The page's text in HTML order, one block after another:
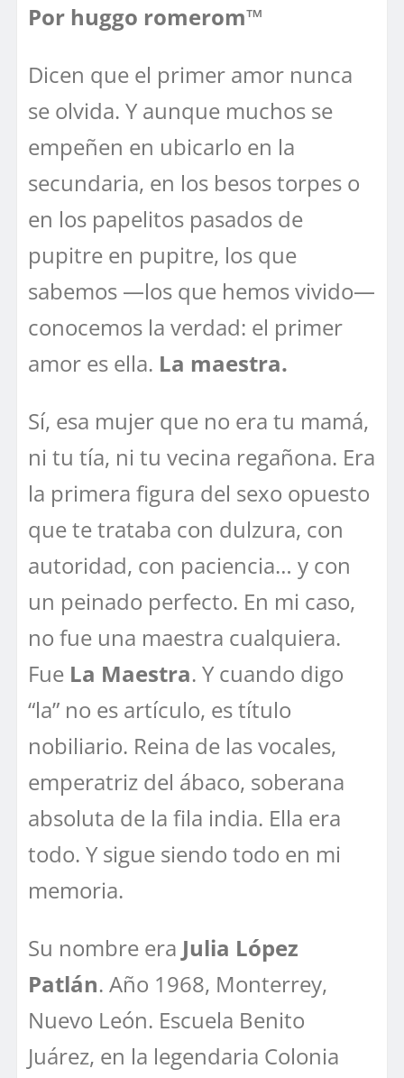
Por huggo romerom™
Dicen que el primer amor nunca
se olvida. Y aunque muchos se
empeñen en ubicarlo en la
secundaria, en los besos torpes o
en los papelitos pasados de
pupitre en pupitre, los que
sabemos —los que hemos vivido—
conocemos la verdad: el primer
amor es ella. La maestra.
Sí, esa mujer que no era tu mamá,
ni tu tía, ni tu vecina regañona. Era
la primera figura del sexo opuesto
que te trataba con dulzura, con
autoridad, con paciencia… y con
un peinado perfecto. En mi caso,
no fue una maestra cualquiera.
Fue La Maestra. Y cuando digo
“la” no es artículo, es título
nobiliario. Reina de las vocales,
emperatriz del ábaco, soberana
absoluta de la fila india. Ella era
todo. Y sigue siendo todo en mi
memoria.
Su nombre era Julia López
Patlán. Año 1968, Monterrey,
Nuevo León. Escuela Benito
Juárez, en la legendaria Colonia